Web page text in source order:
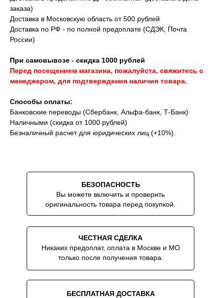
заказа)
Доставка в Московскую область от 500 рублей
Доставка по РФ - по полной предоплате (СДЭК, Почта
России)
При самовывозе - скидка 1000 рублей
Перед посещением магазина, пожалуйста, свяжитесь с
менеджером, для подтверждения наличия товара.
Способы оплаты:
Банковские переводы (Сбербанк, Альфа-банк, Т-Банк)
Наличными (скидка от 1000 рублей)
Безналичный расчет для юридических лиц (+10%).
БЕЗОПАСНОСТЬ
Вы можете включить и проверить
оригинальность товара перед покупкой.
БЕСПЛАТНАЯ ДОСТАВКА
ЧЕСТНАЯ СДЕЛКА
Никаких предоплат, оплата в Москве и МО
только после получения товара.